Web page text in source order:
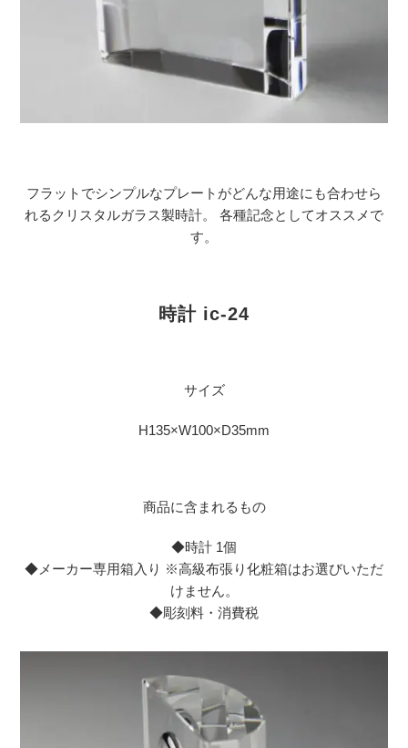
フラットでシンプルなプレートがどんな用途にも合わせら
れるクリスタルガラス製時計。 各種記念としてオススメで
す。
時計 ic-24
サイズ
H135×W100×D35mm
商品に含まれるもの
◆時計 1個
◆メーカー専用箱入り ※高級布張り化粧箱はお選びいただ
けません。
◆彫刻料・消費税